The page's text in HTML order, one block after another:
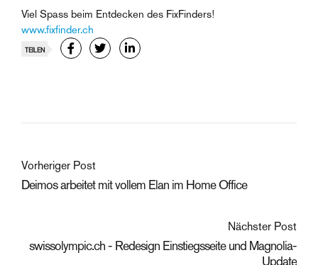
Viel Spass beim Entdecken des FixFinders!
www.fixfinder.ch
TEILEN
Vorheriger Post
Deimos arbeitet mit vollem Elan im Home Office
Nächster Post
swissolympic.ch - Redesign Einstiegsseite und Magnolia-
Update